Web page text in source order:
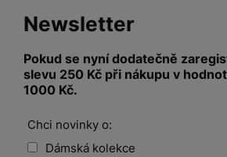
Newsletter
Pokud se nyní dodatečně
slevu 250 Kč při nákupu v
1000 Kč.
Chci novinky o:
Dámská kolekce